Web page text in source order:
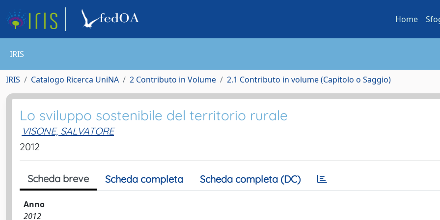
Home
IRIS
IRIS Catalogo Ricerca UniNA 2 Contributo in Volume 2.1 Contributo in volume (Capitolo o Saggio)
Lo sviluppo sostenibile del territorio rurale
VISONE, SALVATORE
2012
Scheda breve Scheda completa Scheda completa (DC)
Anno
2012